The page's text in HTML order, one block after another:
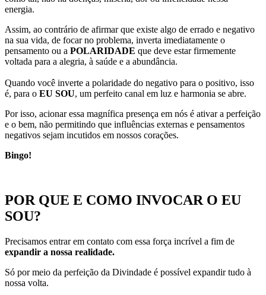
energia.
Assim, ao contrário de afirmar que existe algo de errado e negativo
na sua vida, de focar no problema, inverta imediatamente o
pensamento ou a POLARIDADE que deve estar firmemente
voltada para a alegria, à saúde e a abundância.
Quando você inverte a polaridade do negativo para o positivo, isso
é, para o EU SOU, um perfeito canal em luz e harmonia se abre.
Por isso, acionar essa magnífica presença em nós é ativar a perfeição
e o bem, não permitindo que influências externas e pensamentos
negativos sejam incutidos em nossos corações.
Bingo!
POR QUE E COMO INVOCAR O EU
SOU?
Precisamos entrar em contato com essa força incrível a fim de
expandir a nossa realidade.
Só por meio da perfeição da Divindade é possível expandir tudo à
nossa volta.